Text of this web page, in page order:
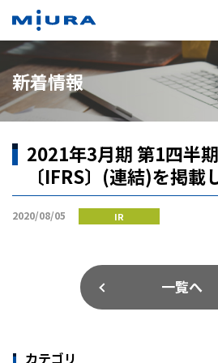
新着情報
2021年3月期 第1四半
〔IFRS〕(連結)を掲載
2020/08/05 IR
一覧へ
カテゴリ